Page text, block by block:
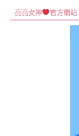
關
亮亮女神 官方網站